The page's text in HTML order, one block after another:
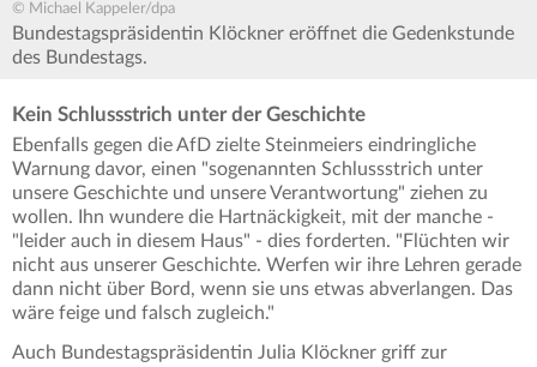
© Michael Kappeler/dpa
Bundestagspräsidentin Klöckner eröffnet die Gedenkstunde
des Bundestags.
Kein Schlussstrich unter der Geschichte
Ebenfalls gegen die AfD zielte Steinmeiers eindringliche
Warnung davor, einen "sogenannten Schlussstrich unter
unsere Geschichte und unsere Verantwortung" ziehen zu
wollen. Ihn wundere die Hartnäckigkeit, mit der manche -
"leider auch in diesem Haus" - dies forderten. "Flüchten wir
nicht aus unserer Geschichte. Werfen wir ihre Lehren gerade
dann nicht über Bord, wenn sie uns etwas abverlangen. Das
wäre feige und falsch zugleich."
Auch Bundestagspräsidentin Julia Klöckner griff zur